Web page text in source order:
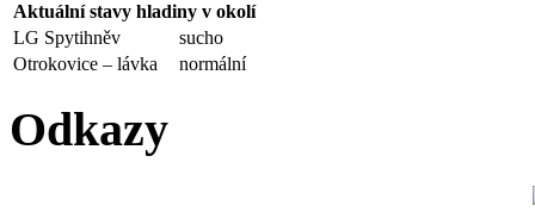
Aktuální stavy hladiny v okolí
LG Spytihněv
sucho
Otrokovice – lávka
normální
Odkazy